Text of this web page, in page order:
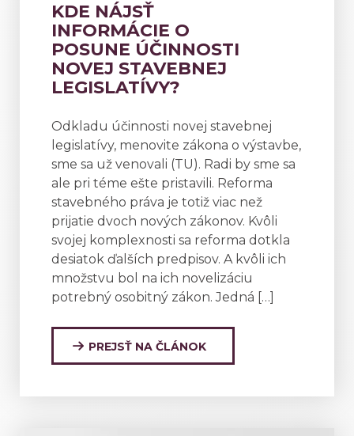
KDE NÁJSŤ
INFORMÁCIE O
POSUNE ÚČINNOSTI
NOVEJ STAVEBNEJ
LEGISLATÍVY?
Odkladu účinnosti novej stavebnej
legislatívy, menovite zákona o výstavbe,
sme sa už venovali (TU). Radi by sme sa
ale pri téme ešte pristavili. Reforma
stavebného práva je totiž viac než
prijatie dvoch nových zákonov. Kvôli
svojej komplexnosti sa reforma dotkla
desiatok ďalších predpisov. A kvôli ich
množstvu bol na ich novelizáciu
potrebný osobitný zákon. Jedná […]
PREJSŤ NA ČLÁNOK